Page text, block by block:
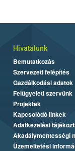
Hivatalunk
Bemutatkozás
Szervezeti felépítés
Gazdálkodási adatok
Felügyeleti szervünk
Projektek
Kapcsolódó linkek
Adatkezelési
Akadálymentességi
Üzemeltetési